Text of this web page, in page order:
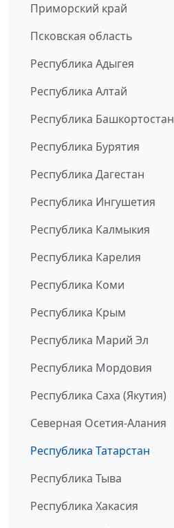
Приморский край
Псковская область
Республика Адыгея
Республика Алтай
Республика Башкортостан
Республика Бурятия
Республика Дагестан
Республика Ингушетия
Республика Калмыкия
Республика Карелия
Республика Коми
Республика Крым
Республика Марий Эл
Республика Мордовия
Республика Саха (Якутия)
Северная Осетия-Алания
Республика Татарстан
Республика Тыва
Республика Хакасия